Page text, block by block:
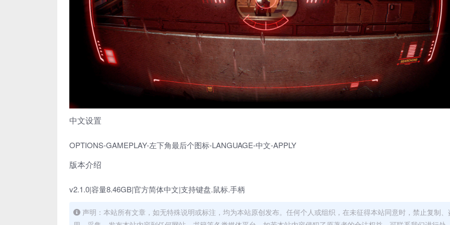
中文设置
OPTIONS-GAMEPLAY-左下角最后个图标-LANGUAGE-中文-APPLY
版本介绍
v2.1.0|容量8.46GB|官方简体中文|支持键盘.鼠标.手柄
声明：本站所有文章，如无特殊说明或标注，均为本站原创发布。任何个人或组织，在未征得本站同意时，禁止复制、